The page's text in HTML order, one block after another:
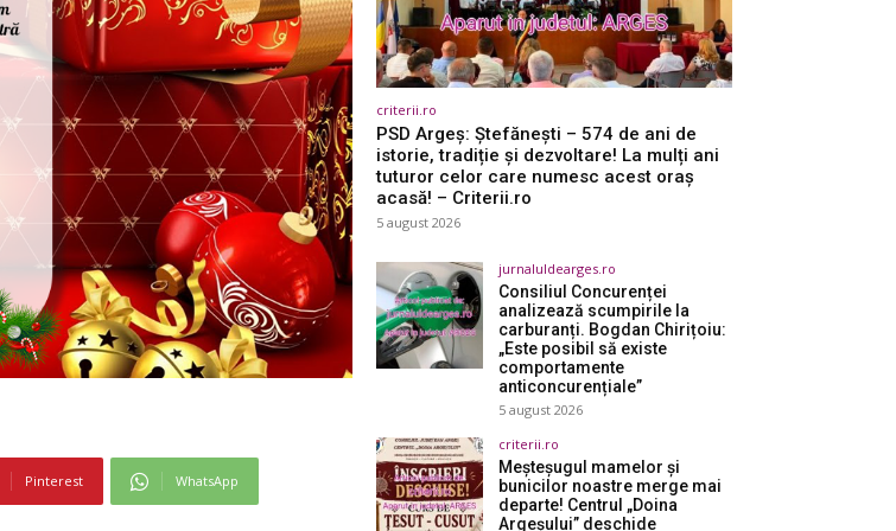
Pinterest WhatsApp
criterii.ro
PSD Argeș: Ștefănești – 574 de ani de
istorie, tradiție și dezvoltare! La mulți ani
tuturor celor care numesc acest oraș
acasă! – Criterii.ro
5 august 2026
jurnaluldearges.ro
Consiliul Concurenței
analizează scumpirile la
carburanți. Bogdan Chirițoiu:
„Este posibil să existe
comportamente
anticoncurențiale”
5 august 2026
criterii.ro
Meșteșugul mamelor și
bunicilor noastre merge mai
departe! Centrul „Doina
Argeșului” deschide